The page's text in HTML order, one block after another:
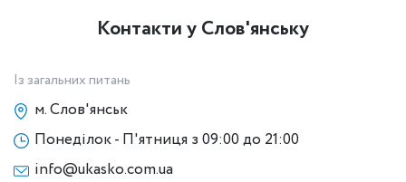
Контакти у Слов'янську
Із загальних питань
м. Слов'янськ
Понеділок - П'ятниця з 09:00 до 21:00
info@ukasko.com.ua